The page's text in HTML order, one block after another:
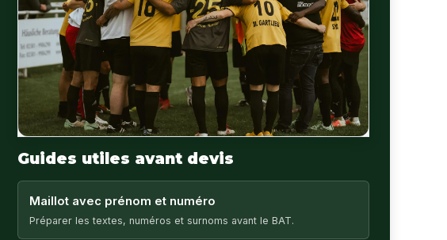
Guides utiles avant devis
Maillot avec prénom et numéro
Préparer les textes, numéros et surnoms avant le BAT.